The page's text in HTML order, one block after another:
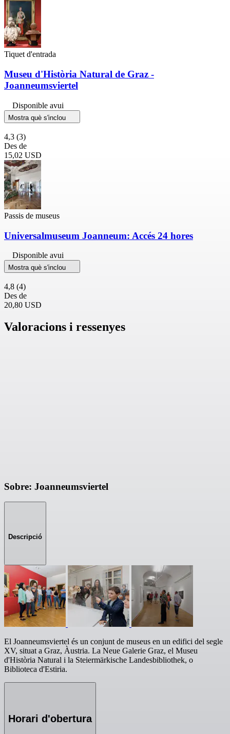
Tiquet d'entrada
Museu d'Història Natural de Graz -
Joanneumsviertel
Disponible avui
Mostra què s'inclou
4,3 (3)
Des de
15,02 USD
Passis de museus
Universalmuseum Joanneum: Accés 24 hores
Disponible avui
Mostra què s'inclou
4,8 (4)
Des de
20,80 USD
Valoracions i ressenyes
Sobre: Joanneumsviertel
Descripció
El Joanneumsviertel és un conjunt de museus en un edifici del segle
XV, situat a Graz, Àustria. La Neue Galerie Graz, el Museu
d'Història Natural i la Steiermärkische Landesbibliothek, o
Biblioteca d'Estiria.
Horari d'obertura